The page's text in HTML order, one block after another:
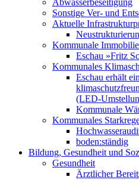
Abwasserbeseitigung
Sonstige Ver- und
Aktuelle
Kommunale
Eschau »Fritz
Kommunales
Eschau erhält
(LED-
Kommunale
Kommunales
boden:ständig
Bildung, Gesundheit und
Gesundheit
Ärztlicher